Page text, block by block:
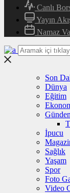
Canlı
Yayın
Namaz
Son
Dünya
Eğitim
İpucu
Sağlık
Yaşam
Spor
Foto
Video